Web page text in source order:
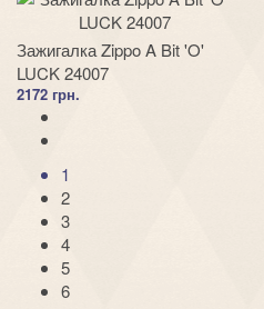
Зажигалка Zippo A Bit 'O'
LUCK 24007
2172 грн.
1
2
3
4
5
6